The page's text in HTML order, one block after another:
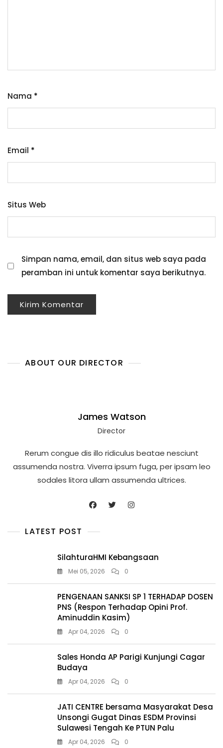
Nama *
Email *
Situs Web
Simpan nama, email, dan situs web saya pada
peramban ini untuk komentar saya berikutnya.
ABOUT OUR DIRECTOR
James Watson
Director
Rerum congue dis illo ridiculus beatae nesciunt
assumenda nostra. Viverra ipsum fuga, per ipsam leo
sodales litora ullam assumenda ultrices.
LATEST POST
SilahturaHMI Kebangsaan
Mei 05, 2026 0
PENGENAAN SANKSI SP 1 TERHADAP DOSEN
PNS (Respon Terhadap Opini Prof.
Aminuddin Kasim)
Apr 04, 2026 0
Sales Honda AP Parigi Kunjungi Cagar
Budaya
Apr 04, 2026 0
JATI CENTRE bersama Masyarakat Desa
Unsongi Gugat Dinas ESDM Provinsi
Sulawesi Tengah Ke PTUN Palu
Apr 04, 2026 0